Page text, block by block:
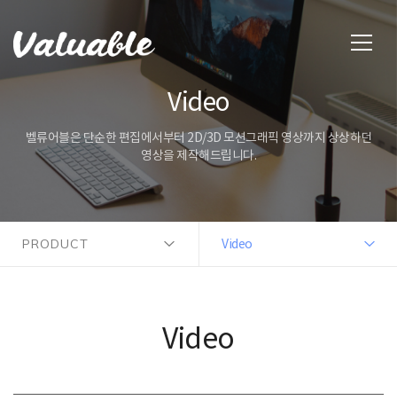
Video
벨류어블은 단순한 편집에서부터 2D/3D 모션그래픽 영상까지 상상하던
영상을 제작해드립니다.
PRODUCT Video
Video